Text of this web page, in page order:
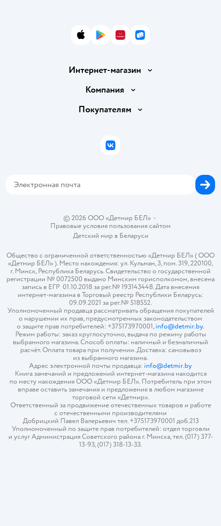
App StoreGoogle Play
AppGallery
RuStore
Интернет-магазин
Доставка и оплата
Правила продажи
Политика использования файлов cookie
Компания
Вакансии
Покупателям
Бонусные карты
© 2026 ООО «Детмир БЕЛ»•
Правовые условия пользования сайтом
Детский мир в Беларуси
Общество с ограниченной ответственностью «Детмир БЕЛ» ( ООО
«Детмир БЕЛ» ). Место нахождения: ул. Кульман, 3, пом. 319, 220100,
г. Минск, Республика Беларусь. Свидетельство о государственной
регистрации № 0072500 выдано Минским горисполкомом, внесена
запись в ЕГР 01.10.2018 за рег.№ 193143448. Дата внесения
интернет-магазина в Торговый реестр Республики Беларусь:
09.09.2021 за рег.№ 518552.
Уполномоченный продавца рассматривать обращения покупателей
о нарушении их прав, предусмотренных законодательством
о защите прав потребителей: +375173970001,info@detmir.by.
Режим работы: заказ круглосуточно, выдача по режиму работы
выбранного магазина. Способ оплаты: наличный и безналичный
расчёт. Оплата товара при получении. Доставка: самовывоз
из выбранного магазина.
Адрес электронной почты продавца: info@detmir.by
Книга замечаний и предложений интернет-магазина находится
по месту нахождения ООО «Детмир БЕЛ». Потребитель при этом
вправе оставить замечания и предложения в любом магазине
торговой сети «Детмир».
Ответственный за продвижение отечественных товаров и работе
с отечественными производителями
Добрицкий Павел Валерьевич тел. +375173970001 доб.213
Уполномоченный по защите прав потребителей: отдел торговли
и услуг Администрация Советского района г. Минска, тел. (017) 377-
13-93, (017) 318-13-33.
ВКонтакте